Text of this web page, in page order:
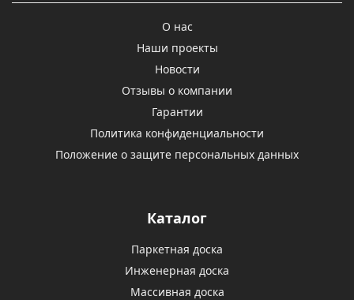
О нас
Наши проекты
Новости
Отзывы о компании
Гарантии
Политика конфиденциальности
Положение о защите персональных данных
Каталог
Паркетная доска
Инженерная доска
Массивная доска